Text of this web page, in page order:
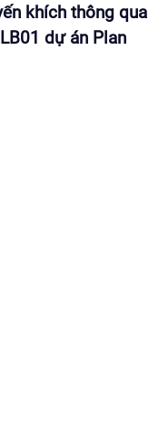
khích thông qua
dự án Plan